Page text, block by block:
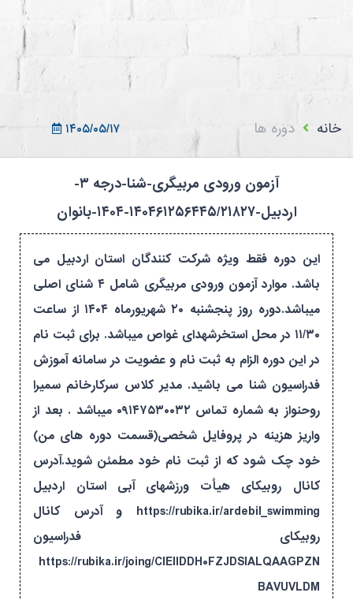
۱۴۰۵/۰۵/۱۷
خانه دوره ها
آزمون ورودی مربیگری-شنا-درجه ۳-
اردبیل-۱۴۰۴۶۱۲۵۶۴۴۵/۲۱۸۲۷-۱۴۰۴-بانوان
این دوره فقط ویژه شرکت کنندگان استان اردبیل می
باشد. موارد آزمون ورودی مربیگری شامل ۴ شنای اصلی
میباشد.دوره روز پنجشنبه ۲۰ شهریورماه ۱۴۰۴ از ساعت
۱۱/۳۰ در محل استخرشهدای غواص میباشد. برای ثبت نام
در این دوره الزام به ثبت نام و عضویت در سامانه آموزش
فدراسیون شنا می باشید. مدیر کلاس سرکارخانم سمیرا
روحنواز به شماره تماس ۰۹۱۴۷۵۳۰۰۳۲ میباشد . بعد از
واریز هزینه در پروفایل شخصی(قسمت دوره های من)
خود چک شود که از ثبت نام خود مطمئن شوید.آدرس
کانال روبیکای هیأت ورزشهای آبی استان اردبیل
https://rubika.ir/ardebil_swimming و آدرس کانال
روبیکای فدراسیون
https://rubika.ir/joing/CIEIIDDH۰FZJDSIALQAAGPZN
BAVUVLDM